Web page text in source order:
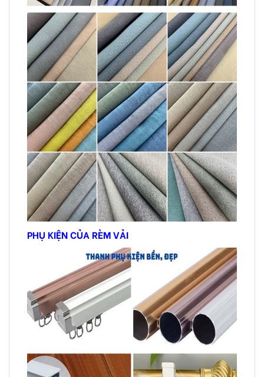
PHỤ KIỆN CỦA RÈM VẢI